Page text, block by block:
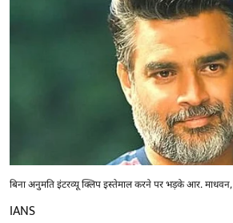
बिना अनुमति इंटरव्यू क्लिप इस्तेमाल करने पर भड़के आर. माधवन,
IANS